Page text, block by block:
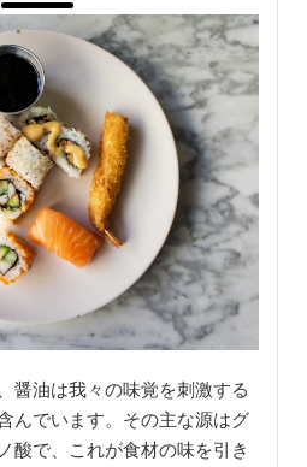
醤油は我々の味覚を刺激する
んでいます。その主な源はグ
酸で、これが食材の味を引き